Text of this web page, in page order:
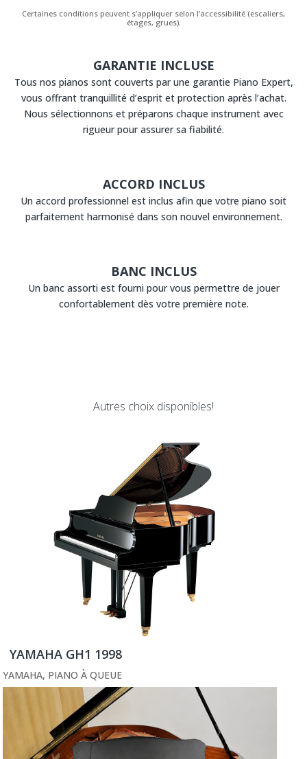
Certaines conditions peuvent s’appliquer selon l’accessibilité (escaliers,
étages, grues).
GARANTIE INCLUSE
Tous nos pianos sont couverts par une garantie Piano Expert,
vous offrant tranquillité d’esprit et protection après l’achat.
Nous sélectionnons et préparons chaque instrument avec
rigueur pour assurer sa fiabilité.
ACCORD INCLUS
Un accord professionnel est inclus afin que votre piano soit
parfaitement harmonisé dans son nouvel environnement.
BANC INCLUS
Un banc assorti est fourni pour vous permettre de jouer
confortablement dès votre première note.
Autres choix disponibles!
YAMAHA GH1 1998
YAMAHA, PIANO À QUEUE